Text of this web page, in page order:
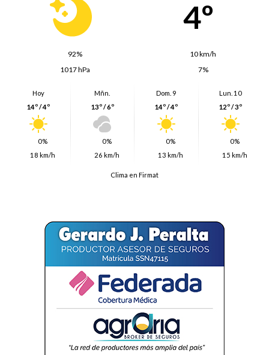
4º
92%
10 km/h
1017 hPa
7%
Hoy
14º / 4º
0%
18 km/h
Mñn.
13º / 6º
0%
26 km/h
Dom. 9
14º / 4º
0%
13 km/h
Lun. 10
12º / 3º
0%
15 km/h
Clima en Firmat